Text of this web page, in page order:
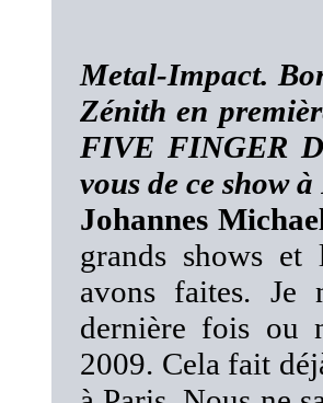
Metal-Impact.
Zénith en
FIVE FINGER
vous de ce show
Johannes
grands shows et
avons faites. Je
dernière fois ou
2009. Cela fait